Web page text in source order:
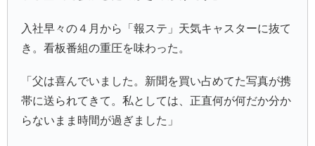
入社早々の４月から「報ステ」天気キャスターに抜て
き。看板番組の重圧を味わった。
「父は喜んでいました。新聞を買い占めてた写真が携
帯に送られてきて。私としては、正直何が何だか分か
らないまま時間が過ぎました」